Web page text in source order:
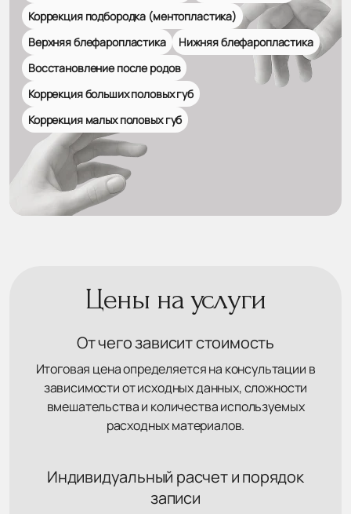
Коррекция подбородка (ментопластика)
Верхняя блефаропластика
Нижняя блефаропластика
Восстановление после родов
Коррекция больших половых губ
Коррекция малых половых губ
Цены на услуги
От чего зависит стоимость
Итоговая цена определяется на консультации в
зависимости от исходных данных, сложности
вмешательства и количества используемых
расходных материалов.
Индивидуальный расчет и порядок
записи